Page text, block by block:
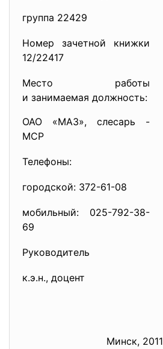
группа 22429
Номер зачетной книжки
12/22417
Место работы
и занимаемая должность:
ОАО «МАЗ», слесарь -
МСР
Телефоны:
городской: 372-61-08
мобильный: 025-792-38-
69
Руководитель
к.э.н., доцент
Минск, 2011